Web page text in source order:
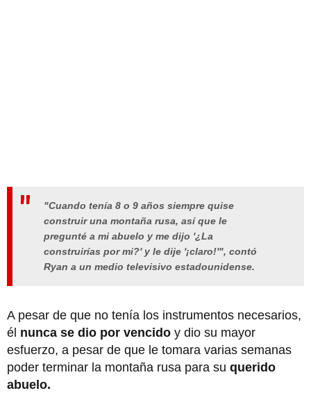
"Cuando tenía 8 o 9 años siempre quise
construir una montaña rusa, así que le
pregunté a mi abuelo y me dijo '¿La
construirías por mi?' y le dije '¡claro!'", contó
Ryan a un medio televisivo estadounidense.
A pesar de que no tenía los instrumentos necesarios,
él nunca se dio por vencido y dio su mayor
esfuerzo, a pesar de que le tomara varias semanas
poder terminar la montaña rusa para su querido
abuelo.